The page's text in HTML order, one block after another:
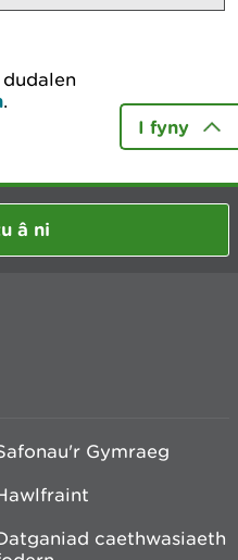
dudalen
.
I fyny
â ni
Gymraeg
caethwasiaeth